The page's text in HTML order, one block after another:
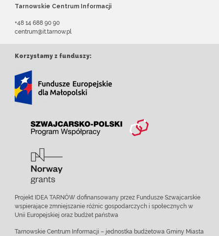
Tarnowskie Centrum Informacji
+48 14 688 90 90
centrum@it.tarnow.pl
Korzystamy z funduszy:
Projekt IDEA TARNÓW dofinansowany przez Fundusze Szwajcarskie
wspierające zmniejszanie różnic gospodarczych i społecznych w
Unii Europejskiej oraz budżet państwa
Tarnowskie Centrum Informacji – jednostka budżetowa Gminy Miasta